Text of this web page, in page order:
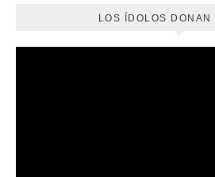
LOS ÍDOLOS DONAN